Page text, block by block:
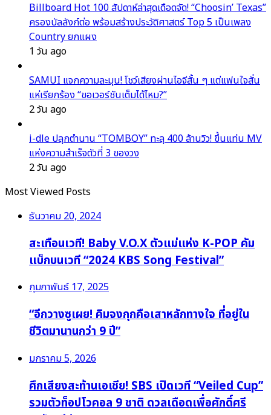
Billboard Hot 100 สัปดาห์ล่าสุดเดือดจัด! “Choosin’ Texas”
ครองบัลลังก์ต่อ พร้อมสร้างประวัติศาสตร์ Top 5 เป็นเพลง
Country ยกแผง
1 วัน ago
SAMUI แจกความละมุน! โชว์เสียงผ่านไอจีสั้น ๆ แต่แฟนใจสั่น
แห่เรียกร้อง “ขอเวอร์ชันเต็มได้ไหม?”
2 วัน ago
i-dle ปลุกตำนาน “TOMBOY” ทะลุ 400 ล้านวิว! ขึ้นแท่น MV
แห่งความสำเร็จตัวที่ 3 ของวง
2 วัน ago
Most Viewed Posts
ธันวาคม 20, 2024
สะเทือนเวที! Baby V.O.X ตัวแม่แห่ง K-POP คัม
แบ็กบนเวที “2024 KBS Song Festival”
กุมภาพันธ์ 17, 2025
“อีกวางซูเผย! คิมจงกุกคือเสาหลักทางใจ ที่อยู่ใน
ชีวิตมานานกว่า 9 ปี”
มกราคม 5, 2026
ศึกเสียงสะท้านเอเชีย! SBS เปิดเวที “Veiled Cup”
รวมตัวท็อปโวคอล 9 ชาติ ดวลเดือดเพื่อศักดิ์ศรี